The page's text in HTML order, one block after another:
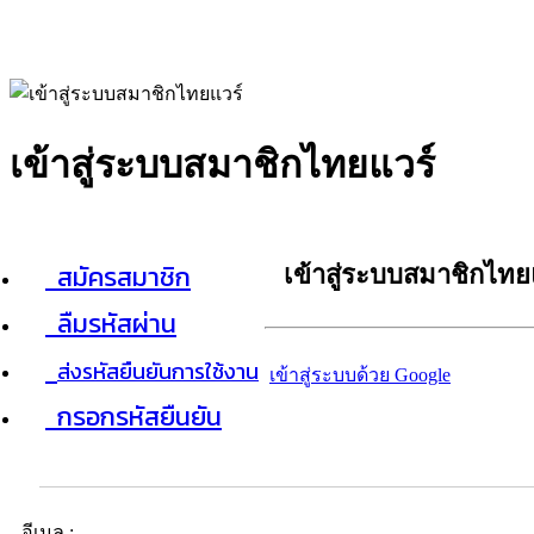
เข้าสู่ระบบสมาชิกไทยแวร์
สมัครสมาชิก
ลืมรหัสผ่าน
ส่งรหัสยืนยันการใช้งาน
กรอกรหัสยืนยัน
เข้าสู่ระบบสมาชิกไท
เข้าสู่ระบบด้วย Google